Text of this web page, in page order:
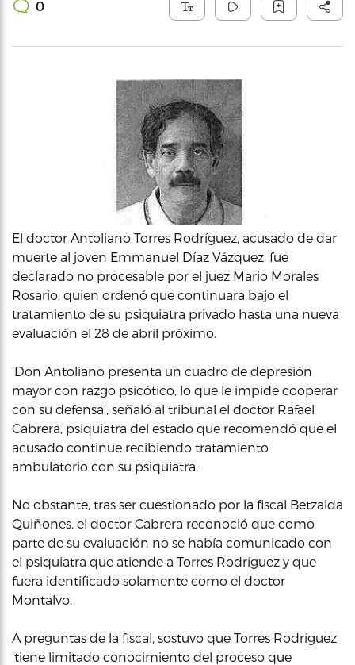
0
El doctor Antoliano Torres Rodríguez, acusado de dar
muerte al joven Emmanuel Díaz Vázquez, fue
declarado no procesable por el juez Mario Morales
Rosario, quien ordenó que continuara bajo el
tratamiento de su psiquiatra privado hasta una nueva
evaluación el 28 de abril próximo.
‘Don Antoliano presenta un cuadro de depresión
mayor con razgo psicótico, lo que le impide cooperar
con su defensa’, señaló al tribunal el doctor Rafael
Cabrera, psiquiatra del estado que recomendó que el
acusado continue recibiendo tratamiento
ambulatorio con su psiquiatra.
No obstante, tras ser cuestionado por la fiscal Betzaida
Quiñones, el doctor Cabrera reconoció que como
parte de su evaluación no se había comunicado con
el psiquiatra que atiende a Torres Rodríguez y que
fuera identificado solamente como el doctor
Montalvo.
A preguntas de la fiscal, sostuvo que Torres Rodríguez
‘tiene limitado conocimiento del proceso que